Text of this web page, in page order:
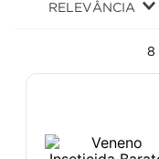
RELEVÂNCIA
8
massa corrida